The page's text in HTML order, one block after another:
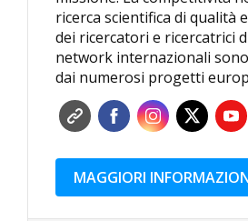
ricerca scientifica di qualità
dei ricercatori e ricercatrici
network internazionali
dai numerosi progetti
MAGGIORI